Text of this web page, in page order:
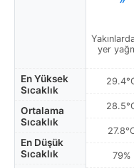
En Yüksek
Sıcaklık
Ortalama
Sıcaklık
En Düşük
Sıcaklık
yer
79%